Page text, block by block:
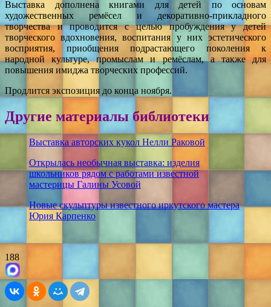
Выставка дополнена книгами для детей по основам
художественных ремёсел и декоративно-прикладного
творчества и проводится с целью пробуждения у детей
творческого вдохновения, воспитания у них эcтетического
восприятия, приобщения подрастающего поколения к
народной культуре, промыслам и ремёслам, а также для
повышения имиджа творческих профессий.
Продлится экспозиция до конца ноября.
Другие материалы библиотеки
Выставка авторских кукол Нелли Раковой
Открылась необычная выставка: изделия
школьников рядом с работами известной
мастерицы Галины Усовой
Новые скульптуры известного иркутского мастера
Юрия Карпенко
188